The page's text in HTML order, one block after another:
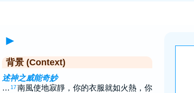
►
背景 (Context)
述神之威能奇妙
… 17南風使地寂靜，你的衣服就如火熱，你